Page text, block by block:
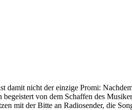
nicht der einzige Promi:
von dem Schaffen des
mit der Bitte an Radiosender, die